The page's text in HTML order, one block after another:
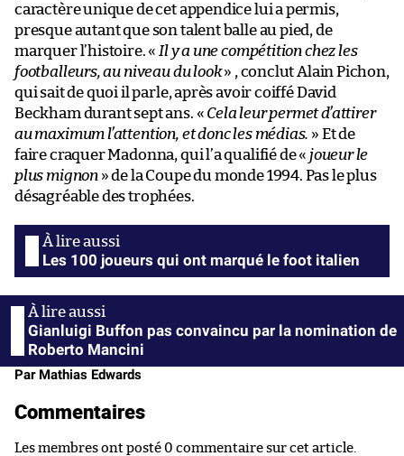
caractère unique de cet appendice lui a permis,
presque autant que son talent balle au pied, de
marquer l’histoire. « Il y a une compétition chez les
footballeurs, au niveau du look» , conclut Alain Pichon,
qui sait de quoi il parle, après avoir coiffé David
Beckham durant sept ans. « Cela leur permet d’attirer
au maximum l’attention, et donc les médias. » Et de
faire craquer Madonna, qui l’a qualifié de « joueur le
plus mignon » de la Coupe du monde 1994. Pas le plus
désagréable des trophées.
Les 100 joueurs qui ont marqué le foot italien
Gianluigi Buffon pas convaincu par la nomination de
Roberto Mancini
Par Mathias Edwards
Commentaires
Les membres ont posté 0 commentaire sur cet article.